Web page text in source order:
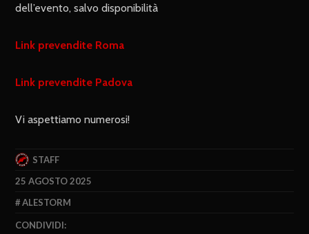
dell’evento, salvo disponibilità
Link prevendite Roma
Link prevendite Padova
Vi aspettiamo numerosi!
STAFF
25 AGOSTO 2025
ALESTORM
CONDIVIDI: